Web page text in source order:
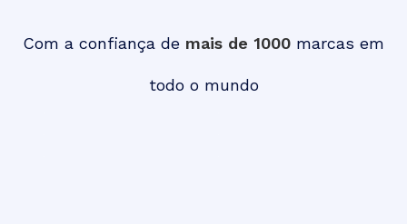
Com a confiança de mais de 1000 marcas em
todo o mundo